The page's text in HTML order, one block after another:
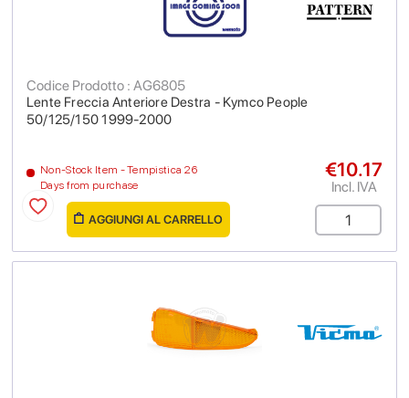
Lente Freccia Anteriore Destra - Kymco People
50/125/150 1999-2000
Codice Prodotto : AG6805
Non-Stock Item - Tempistica 26
Days from purchase
€10.17
Incl. IVA
AGGIUNGI AL CARRELLO